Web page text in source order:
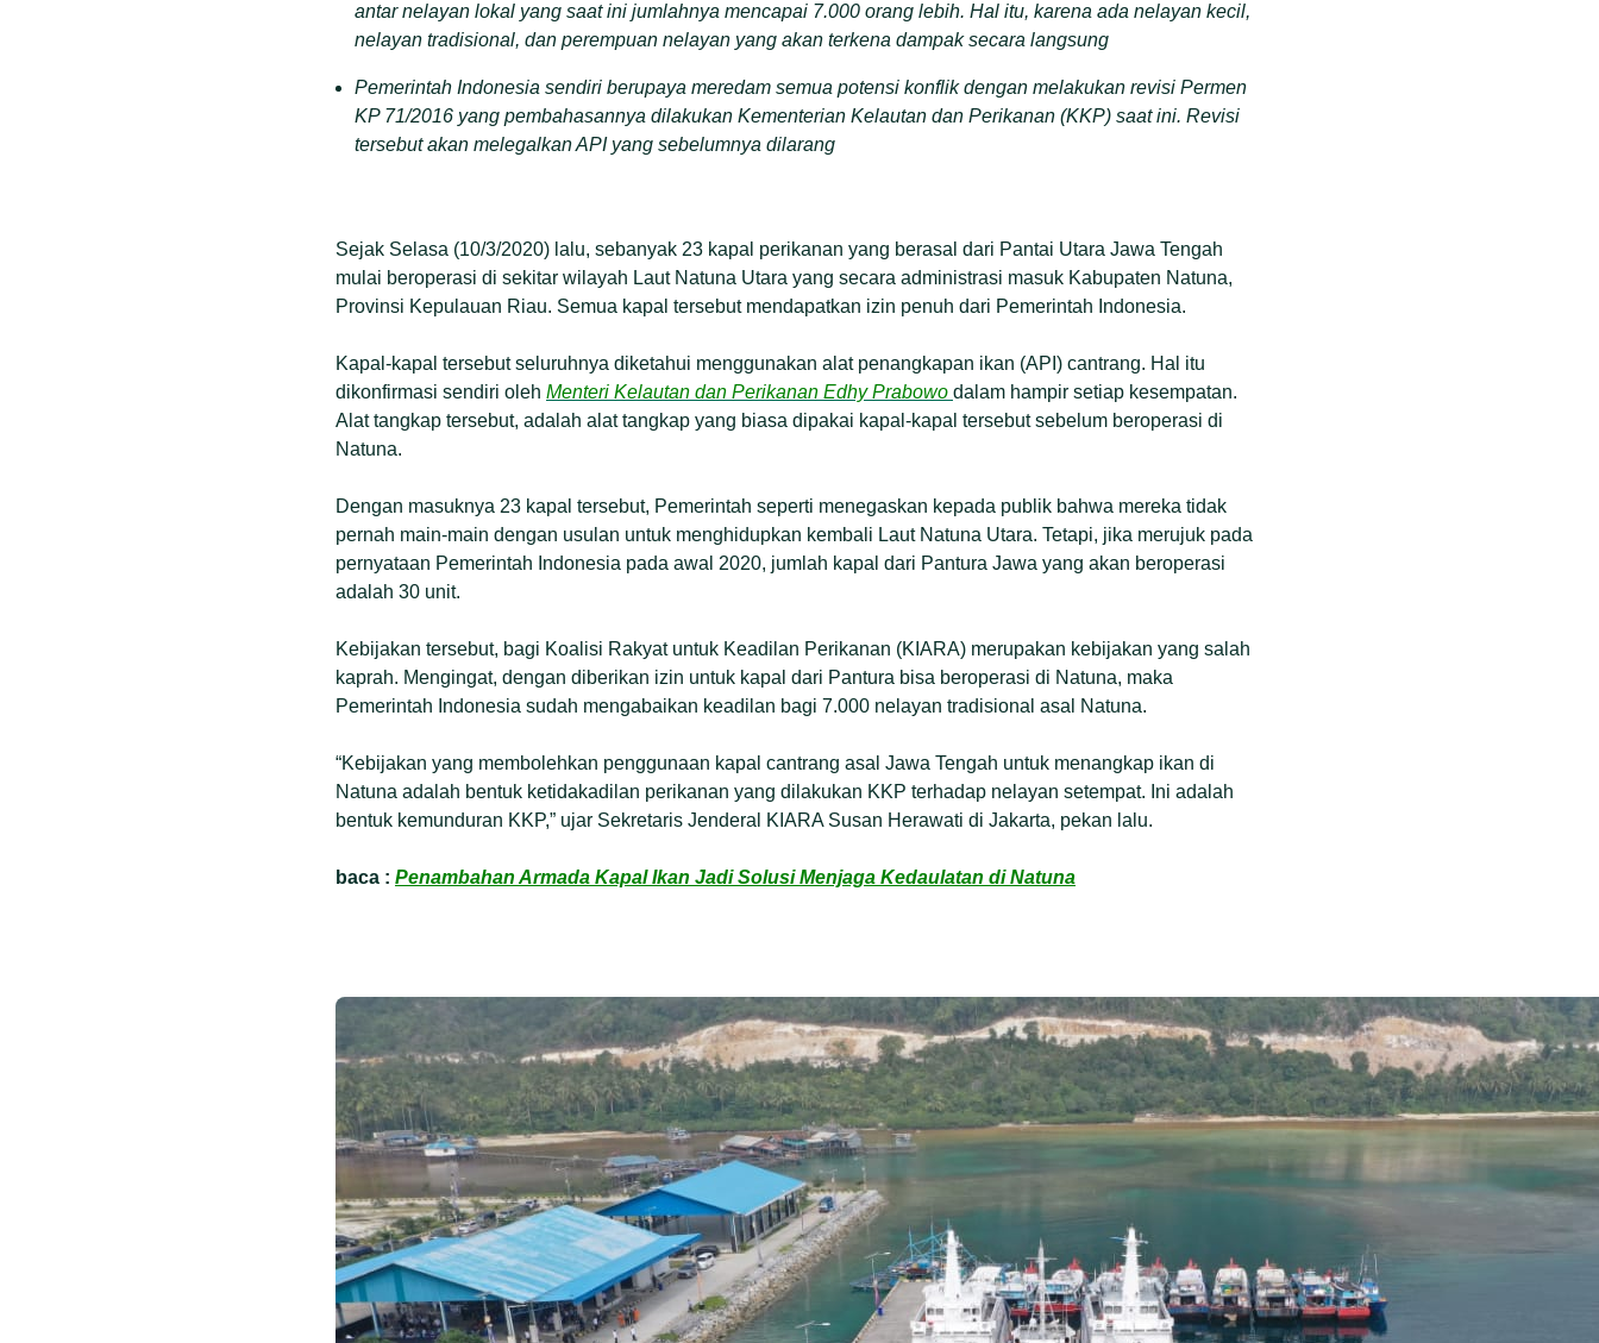
antar nelayan lokal yang saat ini jumlahnya mencapai 7.000 orang lebih. Hal itu, karena ada nelayan kecil,
nelayan tradisional, dan perempuan nelayan yang akan terkena dampak secara langsung
Pemerintah Indonesia sendiri berupaya meredam semua potensi konflik dengan melakukan revisi Permen
KP 71/2016 yang pembahasannya dilakukan Kementerian Kelautan dan Perikanan (KKP) saat ini. Revisi
tersebut akan melegalkan API yang sebelumnya dilarang
Sejak Selasa (10/3/2020) lalu, sebanyak 23 kapal perikanan yang berasal dari Pantai Utara Jawa Tengah
mulai beroperasi di sekitar wilayah Laut Natuna Utara yang secara administrasi masuk Kabupaten Natuna,
Provinsi Kepulauan Riau. Semua kapal tersebut mendapatkan izin penuh dari Pemerintah Indonesia.
Kapal-kapal tersebut seluruhnya diketahui menggunakan alat penangkapan ikan (API) cantrang. Hal itu
dikonfirmasi sendiri oleh Menteri Kelautan dan Perikanan Edhy Prabowo dalam hampir setiap kesempatan.
Alat tangkap tersebut, adalah alat tangkap yang biasa dipakai kapal-kapal tersebut sebelum beroperasi di
Natuna.
Dengan masuknya 23 kapal tersebut, Pemerintah seperti menegaskan kepada publik bahwa mereka tidak
pernah main-main dengan usulan untuk menghidupkan kembali Laut Natuna Utara. Tetapi, jika merujuk pada
pernyataan Pemerintah Indonesia pada awal 2020, jumlah kapal dari Pantura Jawa yang akan beroperasi
adalah 30 unit.
Kebijakan tersebut, bagi Koalisi Rakyat untuk Keadilan Perikanan (KIARA) merupakan kebijakan yang salah
kaprah. Mengingat, dengan diberikan izin untuk kapal dari Pantura bisa beroperasi di Natuna, maka
Pemerintah Indonesia sudah mengabaikan keadilan bagi 7.000 nelayan tradisional asal Natuna.
“Kebijakan yang membolehkan penggunaan kapal cantrang asal Jawa Tengah untuk menangkap ikan di
Natuna adalah bentuk ketidakadilan perikanan yang dilakukan KKP terhadap nelayan setempat. Ini adalah
bentuk kemunduran KKP,” ujar Sekretaris Jenderal KIARA Susan Herawati di Jakarta, pekan lalu.
baca : Penambahan Armada Kapal Ikan Jadi Solusi Menjaga Kedaulatan di Natuna